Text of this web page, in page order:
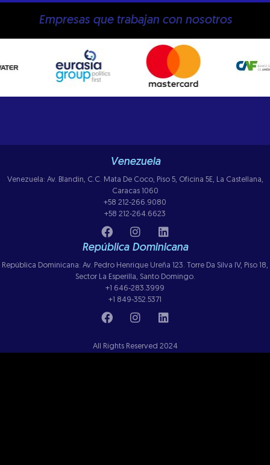
Empresas que trabajan con nosotros
Venezuela
Venezuela: Av. Blandin, C.C. Mata De Coco, Piso 5, Oficina 5E, La Castellana,
Caracas 1060
+58 212-266.9080
+58 212-264.6623
República Dominicana
República Dominicana: Av. Pedro Henrique Ureña 123. Torre Da Silva IV, Piso 18,
Sector La Esperilla, Santo Domingo.
+1 646-283.3999
+1 849-352.5371
All Rights Reserved 2024